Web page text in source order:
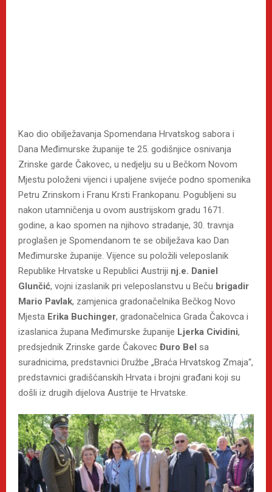
Kao dio obilježavanja Spomendana Hrvatskog sabora i
Dana Međimurske županije te 25. godišnjice osnivanja
Zrinske garde Čakovec, u nedjelju su u Bečkom Novom
Mjestu položeni vijenci i upaljene svijeće podno spomenika
Petru Zrinskom i Franu Krsti Frankopanu. Pogubljeni su
nakon utamničenja u ovom austrijskom gradu 1671.
godine, a kao spomen na njihovo stradanje, 30. travnja
proglašen je Spomendanom te se obilježava kao Dan
Međimurske županije. Vijence su položili veleposlanik
Republike Hrvatske u Republici Austriji nj.e. Daniel
Glunčić, vojni izaslanik pri veleposlanstvu u Beču brigadir
Mario Pavlak, zamjenica gradonačelnika Bečkog Novo
Mjesta Erika Buchinger, gradonačelnica Grada Čakovca i
izaslanica župana Međimurske županije Ljerka Cividini,
predsjednik Zrinske garde Čakovec Đuro Bel sa
suradnicima, predstavnici Družbe „Braća Hrvatskog Zmaja“,
predstavnici gradišćanskih Hrvata i brojni građani koji su
došli iz drugih dijelova Austrije te Hrvatske.